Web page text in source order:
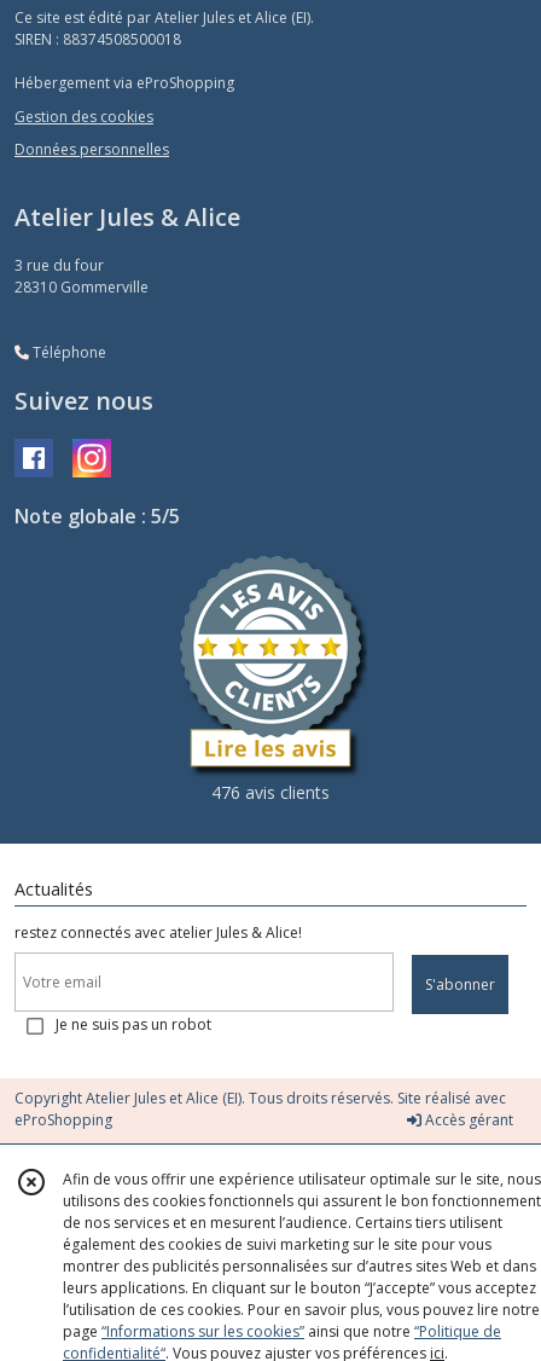
Ce site est édité par Atelier Jules et Alice (EI).
SIREN : 88374508500018
Hébergement via eProShopping
Gestion des cookies
Données personnelles
Atelier Jules & Alice
3 rue du four
28310 Gommerville
Téléphone
Suivez nous
Note globale : 5/5
476 avis clients
Actualités
restez connectés avec atelier Jules & Alice!
S'abonner
Je ne suis pas un robot
Copyright Atelier Jules et Alice (EI). Tous droits réservés. Site réalisé avec
eProShopping
Accès gérant
Afin de vous offrir une expérience utilisateur optimale sur le site, nous
utilisons des cookies fonctionnels qui assurent le bon fonctionnement
de nos services et en mesurent l’audience. Certains tiers utilisent
également des cookies de suivi marketing sur le site pour vous
montrer des publicités personnalisées sur d’autres sites Web et dans
leurs applications. En cliquant sur le bouton “J’accepte” vous acceptez
l’utilisation de ces cookies. Pour en savoir plus, vous pouvez lire notre
page “Informations sur les cookies” ainsi que notre “Politique de
confidentialité“. Vous pouvez ajuster vos préférences ici.